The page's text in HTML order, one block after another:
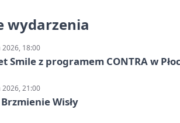
wydarzenia
18:00
Smile z programem CONTRA w
21:00
Wisły